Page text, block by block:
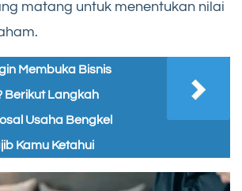
matang untuk menentukan nilai
Membuka Bisnis
Berikut Langkah
Usaha Bengkel
Kamu Ketahui